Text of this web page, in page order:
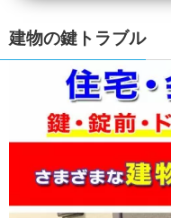
建物の鍵トラブル